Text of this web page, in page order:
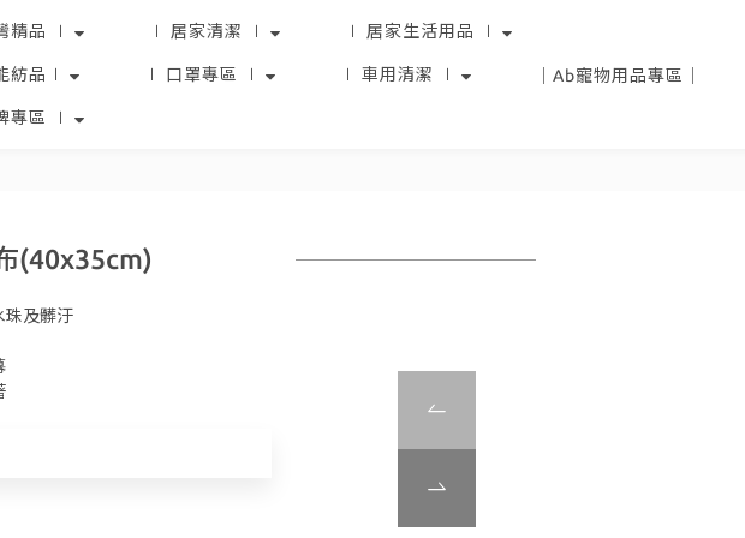
精品 ∣ ∣ 居家清潔 ∣ ∣ 居家生活用品 ∣
紡品∣ ∣ 口罩專區 ∣ ∣ 車用清潔 ∣ ｜Ab寵物用品專區｜
專區 ∣
(40x35cm)
珠及髒汙